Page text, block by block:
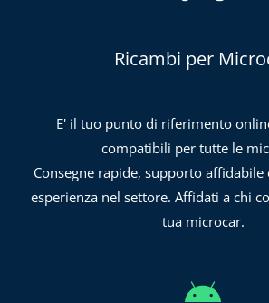
Ricambi per
E' il tuo punto di riferimento
compatibili per tutte le
Consegne rapide, supporto
esperienza nel settore. Affidati a chi
tua microcar.